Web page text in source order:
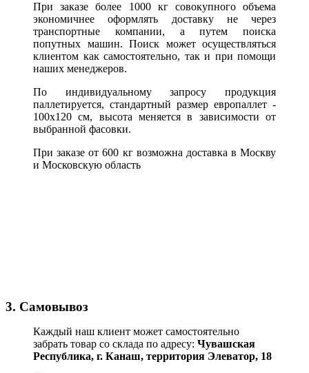
При заказе более 1000 кг совокупного объема
экономичнее оформлять доставку не через
транспортные компании, а путем поиска
попутных машин. Поиск может осуществляться
клиентом как самостоятельно, так и при помощи
наших менеджеров.
По индивидуальному запросу продукция
паллетируется, стандартный размер европаллет -
100х120 см, высота меняется в зависимости от
выбранной фасовки.
При заказе от 600 кг возможна доставка в Москву
и Московскую область
3. Самовывоз
Каждый наш клиент может самостоятельно
забрать товар со склада по адресу: Чувашская
Республика, г. Канаш, территория Элеватор, 18